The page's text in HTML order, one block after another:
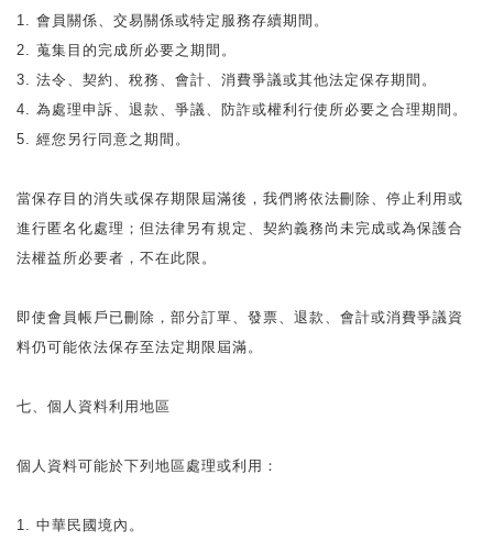
1. 會員關係、交易關係或特定服務存續期間。
2. 蒐集目的完成所必要之期間。
3. 法令、契約、稅務、會計、消費爭議或其他法定保存期間。
4. 為處理申訴、退款、爭議、防詐或權利行使所必要之合理期間。
5. 經您另行同意之期間。
當保存目的消失或保存期限屆滿後，我們將依法刪除、停止利用或
進行匿名化處理；但法律另有規定、契約義務尚未完成或為保護合
法權益所必要者，不在此限。
即使會員帳戶已刪除，部分訂單、發票、退款、會計或消費爭議資
料仍可能依法保存至法定期限屆滿。
七、個人資料利用地區
個人資料可能於下列地區處理或利用：
1. 中華民國境內。